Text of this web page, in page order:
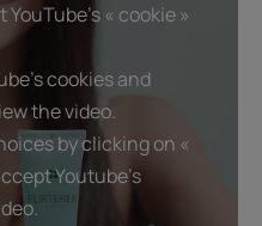
« cookie »
cookies and
the video.
by clicking on «
Youtube's